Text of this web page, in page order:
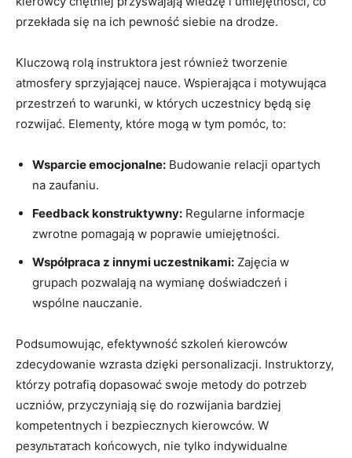
przekłada się na⁤ ich pewność ‍siebie na drodze.
Kluczową rolą instruktora jest również ⁣tworzenie​
atmosfery sprzyjającej​ nauce. Wspierająca i motywująca
przestrzeń to⁣ warunki,‌ w których ‍uczestnicy⁣ będą ⁢się
‍rozwijać. Elementy, ⁢które mogą w tym⁣ pomóc, ‍to:
Wsparcie emocjonalne: Budowanie ⁤relacji opartych
na zaufaniu.
Feedback konstruktywny: Regularne informacje‍
zwrotne pomagają‌ w poprawie umiejętności.
Współpraca z innymi uczestnikami: Zajęcia w‍
grupach‍ pozwalają na ‌wymianę doświadczeń i
wspólne nauczanie.
Podsumowując, efektywność szkoleń⁤ kierowców
zdecydowanie wzrasta dzięki personalizacji.⁣ Instruktorzy,
którzy potrafią ‌dopasować swoje metody do ‌potrzeb
uczniów, przyczyniają się do‍ rozwijania bardziej
kompetentnych i bezpiecznych kierowców. W
результатach⁢ końcowych, ⁤nie tylko ​indywidualne